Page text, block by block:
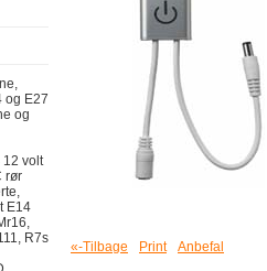
og E27
og
12 volt
rør
E14
R7s
«-Tilbage Print Anbefal